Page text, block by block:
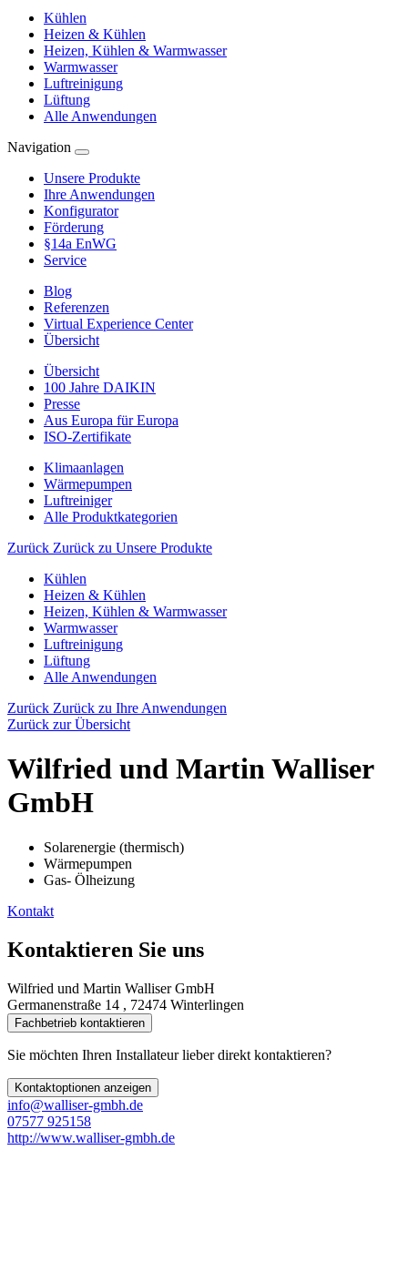
Kühlen
Heizen & Kühlen
Heizen, Kühlen & Warmwasser
Warmwasser
Luftreinigung
Lüftung
Alle Anwendungen
Navigation
Unsere Produkte
Ihre Anwendungen
Konfigurator
Förderung
§14a EnWG
Service
Blog
Referenzen
Virtual Experience Center
Übersicht
Übersicht
100 Jahre DAIKIN
Presse
Aus Europa für Europa
ISO-Zertifikate
Klimaanlagen
Wärmepumpen
Luftreiniger
Alle Produktkategorien
Zurück Zurück zu Unsere Produkte
Kühlen
Heizen & Kühlen
Heizen, Kühlen & Warmwasser
Warmwasser
Luftreinigung
Lüftung
Alle Anwendungen
Zurück Zurück zu Ihre Anwendungen
Zurück zur Übersicht
Wilfried und Martin Walliser
GmbH
Solarenergie (thermisch)
Wärmepumpen
Gas- Ölheizung
Kontakt
Kontaktieren Sie uns
Wilfried und Martin Walliser GmbH
Germanenstraße 14 , 72474 Winterlingen
Fachbetrieb kontaktieren
Sie möchten Ihren Installateur lieber direkt kontaktieren?
Kontaktoptionen anzeigen
info@walliser-gmbh.de
07577 925158
http://www.walliser-gmbh.de